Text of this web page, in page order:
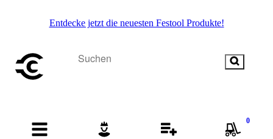
Entdecke jetzt die neuesten Festool Produkte!
0